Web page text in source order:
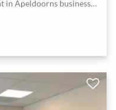
Rustige vergaderruimte met daglicht in Apeldoorns businesspark